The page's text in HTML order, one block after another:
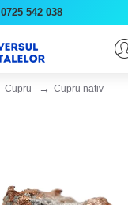
0725 542 038
Cupru Cupru nativ